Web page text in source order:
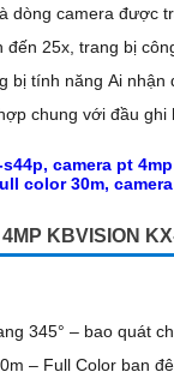
dòng camera được
đến 25x, trang bị
bị tính năng Ai nhận
chung với đầu ghi
KBVISION
345° – bao quát
– Full Color ban